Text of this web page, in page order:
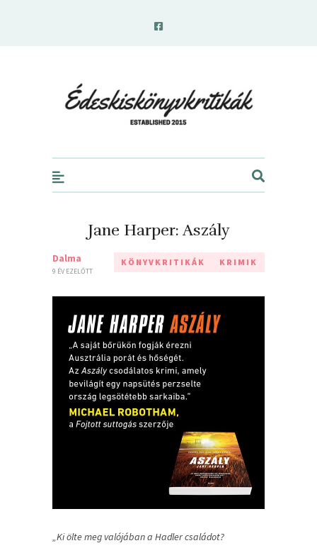
Jane Harper: Aszály
Dalma
9 ÉV EZELŐTT
KÖNYVKRITIKÁK KRIMIK
„Ki ​ölte meg valójában a Hadler családot?